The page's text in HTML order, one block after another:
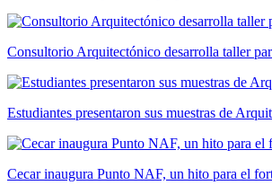
Consultorio Arquitectónico desarrolla taller
Estudiantes presentaron sus muestras de
Cecar inaugura Punto NAF, un hito para el